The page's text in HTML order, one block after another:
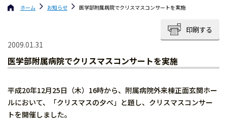
ホーム お知らせ 医学部附属病院でクリスマスコンサートを実施
印刷する
2009.01.31
医学部附属病院でクリスマスコンサートを実施
平成20年12月25日（木）16時から、附属病院外来棟正面玄関ホー
ルにおいて、「クリスマスの夕べ」と題し、クリスマスコンサー
トを開催しました。